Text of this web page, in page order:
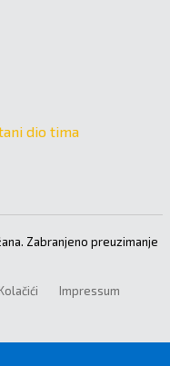
dio tima
Zabranjeno preuzimanje
Kolačići Impressum